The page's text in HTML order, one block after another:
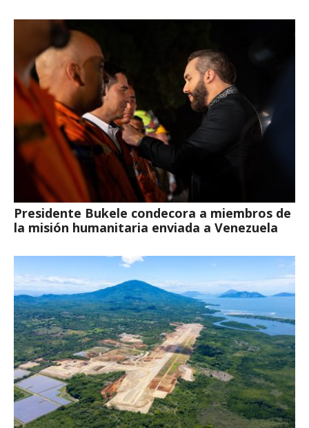
Presidente Bukele condecora a miembros de
la misión humanitaria enviada a Venezuela